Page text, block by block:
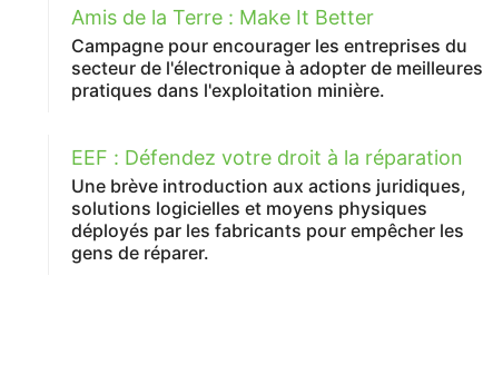
Amis de la Terre : Make It Better
Campagne pour encourager les entreprises du
secteur de l'électronique à adopter de meilleures
pratiques dans l'exploitation minière.
EEF : Défendez votre droit à la réparation
Une brève introduction aux actions juridiques,
solutions logicielles et moyens physiques
déployés par les fabricants pour empêcher les
gens de réparer.